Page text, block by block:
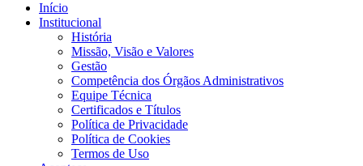
Início
Institucional
História
Missão, Visão e Valores
Gestão
Competência dos Órgãos Administrativos
Equipe Técnica
Certificados e Títulos
Política de Privacidade
Política de Cookies
Termos de Uso